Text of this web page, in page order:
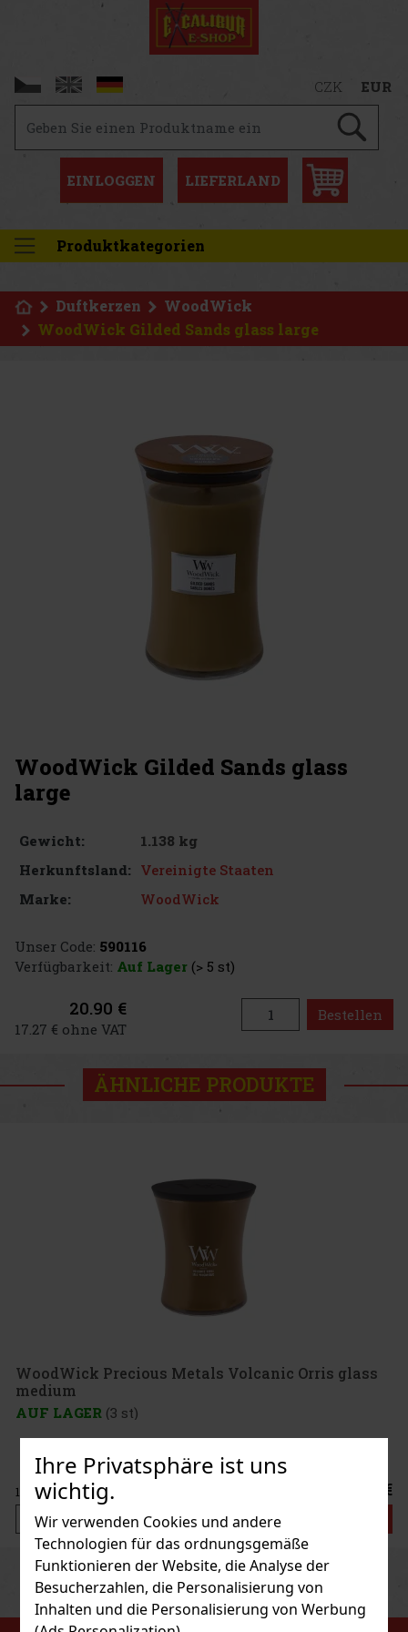
Ihre Privatsphäre ist uns
wichtig.
Wir verwenden Cookies und andere
Technologien für das ordnungsgemäße
Funktionieren der Website, die Analyse der
Besucherzahlen, die Personalisierung von
Inhalten und die Personalisierung von Werbung
CZK EUR
EINLOGGEN LIEFERLAND
Produktkategorien
Duftkerzen
WoodWick
WoodWick Gilded Sands glass large
WoodWick Gilded Sands glass
large
Gewicht:
1.138 kg
Herkunftsland: Vereinigte Staaten
Marke:
WoodWick
Unser Code: 590116
Verfügbarkeit: Auf Lager (> 5 st)
20.90 €
17.27 € ohne VAT
Bestellen
ÄHNLICHE PRODUKTE
WoodWick Precious Metals Volcanic Orris glass
medium
AUF LAGER (3 st)
17.27€ ohne VAT 20.90 €
PreviousNext